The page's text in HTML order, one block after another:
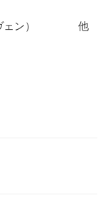
トヴェン） 他